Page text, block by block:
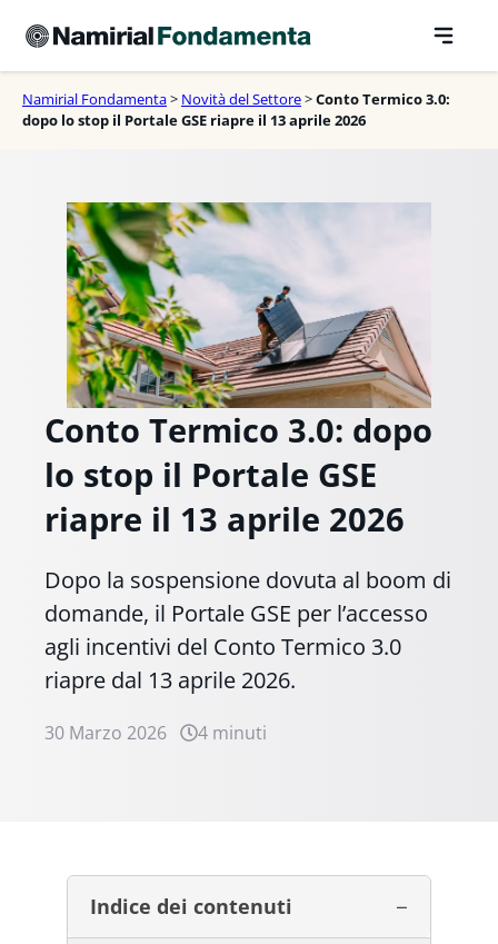
contenuto
Namirial Fondamenta> Novità del Settore>Conto Termico 3.0:
dopo lo stop il Portale GSE riapre il 13 aprile 2026
Conto Termico 3.0: dopo
lo stop il Portale GSE
riapre il 13 aprile 2026
Dopo la sospensione dovuta al boom di
domande, il Portale GSE per l’accesso
agli incentivi del Conto Termico 3.0
riapre dal 13 aprile 2026.
30 Marzo 2026 4 minuti
Indice dei contenuti